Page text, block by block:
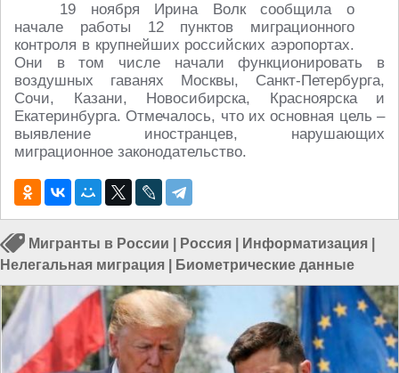
19 ноября Ирина Волк сообщила о
начале работы 12 пунктов миграционного
контроля в крупнейших российских аэропортах.
Они в том числе начали функционировать в
воздушных гаванях Москвы, Санкт-Петербурга,
Сочи, Казани, Новосибирска, Красноярска и
Екатеринбурга. Отмечалось, что их основная цель –
выявление иностранцев, нарушающих
миграционное законодательство.
Мигранты в России Россия Информатизация
Нелегальная миграция
Биометрические данные